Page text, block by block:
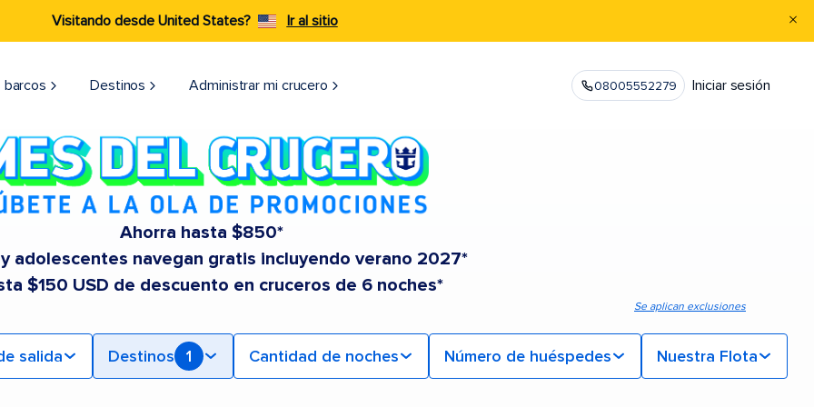
Visitando desde United States? Ir al sitio
Destinos Administrar mi crucero 08005552279 Iniciar sesión
Ahorra hasta $850*
adolescentes navegan gratis incluyendo verano 2027*
$150 USD de descuento en cruceros de 6 noches*
Se aplican exclusiones
salida Destinos 1 Cantidad de noches Número de huéspedes Nuestra Flota